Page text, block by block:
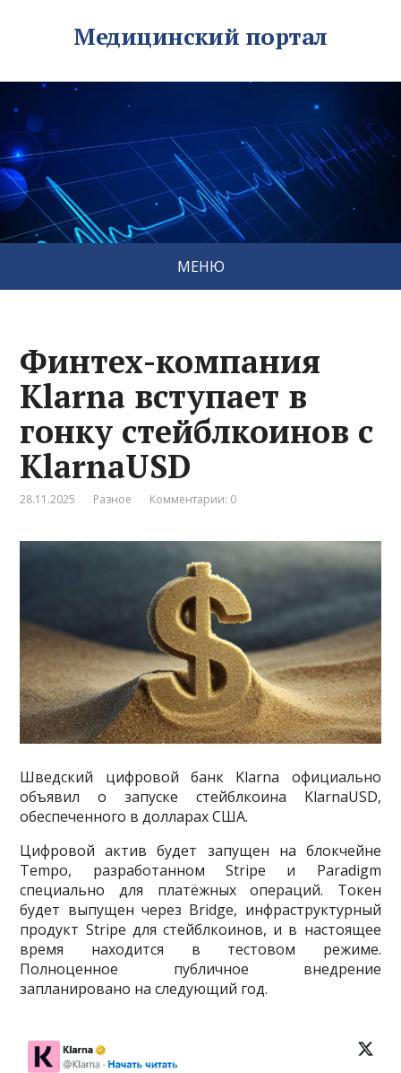
Медицинский портал
МЕНЮ
Финтех-компания
Klarna вступает в
гонку стейблкоинов с
KlarnaUSD
28.11.2025 Разное Комментарии: 0
Шведский цифровой банк Klarna официально
объявил о запуске стейблкоина KlarnaUSD,
обеспеченного в долларах США.
Цифровой актив будет запущен на блокчейне
Tempo, разработанном Stripe и Paradigm
специально для платёжных операций. Токен
будет выпущен через Bridge, инфраструктурный
продукт Stripe для стейблкоинов, и в настоящее
время находится в тестовом режиме.
Полноценное публичное внедрение
запланировано на следующий год.